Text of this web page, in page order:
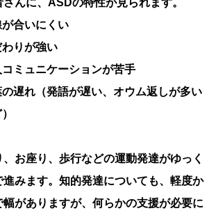
が合いにくい
わりが強い
コミュニケーションが苦手
の遅れ（発語が遅い、オウム返しが多い
お座り、歩行などの運動発達がゆっく
進みます。知的発達についても、軽度か
幅がありますが、何らかの支援が必要に